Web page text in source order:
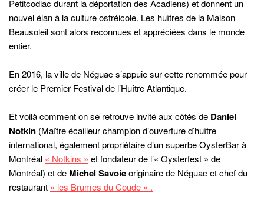
Petitcodiac durant la déportation des Acadiens) et donnent un
nouvel élan à la culture ostréicole. Les huîtres de la Maison
Beausoleil sont alors reconnues et appréciées dans le monde
entier.
En 2016, la ville de Néguac s’appuie sur cette renommée pour
créer le Premier Festival de l’Huître Atlantique.
Et voilà comment on se retrouve invité aux côtés de Daniel
Notkin (Maître écailleur champion d’ouverture d’huître
international, également propriétaire d’un superbe OysterBar à
Montréal « Notkins » et fondateur de l’« Oysterfest » de
Montréal) et de Michel Savoieoriginaire de Néguac et chef du
restaurant « les Brumes du Coude » .